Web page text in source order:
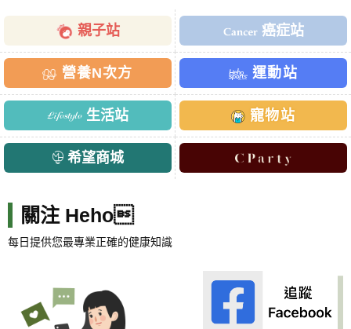
親子站 癌症站
營養N次方 運動站
生活站 寵物站
希望商城
關注 Heho
每日提供您最專業正確的健康知識